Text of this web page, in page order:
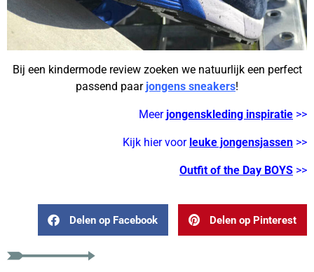
Bij een kindermode review zoeken we natuurlijk een perfect
passend paar jongens sneakers!
Meer jongenskleding inspiratie >>
Kijk hier voor leuke jongensjassen >>
Outfit of the Day BOYS >>
Delen op Facebook Delen op Pinterest